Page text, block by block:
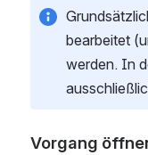
bearbeitet
werden. In
Vorgang